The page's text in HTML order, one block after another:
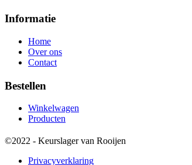
Informatie
Home
Over ons
Contact
Bestellen
Winkelwagen
Producten
©2022 - Keurslager van Rooijen
Privacyverklaring